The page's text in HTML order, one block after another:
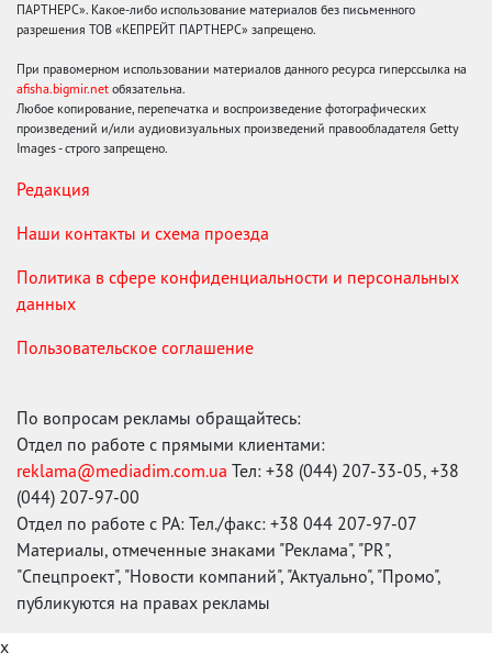
ПАРТНЕРС». Какое-либо использование материалов без письменного
разрешения ТОВ «КЕПРЕЙТ ПАРТНЕРС» запрещено.
При правомерном использовании материалов данного ресурса гиперссылка на
afisha.bigmir.net обязательна.
Любое копирование, перепечатка и воспроизведение фотографических
произведений и/или аудиовизуальных произведений правообладателя Getty
Images - строго запрещено.
Редакция
Наши контакты и схема проезда
Политика в сфере конфиденциальности и персональных
данных
Пользовательское соглашение
По вопросам рекламы обращайтесь:
Отдел по работе с прямыми клиентами:
reklama@mediadim.com.ua Тел: +38 (044) 207-33-05, +38
(044) 207-97-00
Отдел по работе с РА: Тел./факс: +38 044 207-97-07
Материалы, отмеченные знаками "Реклама", "PR",
"Спецпроект", "Новости компаний", "Актуально", "Промо",
публикуются на правах рекламы
x